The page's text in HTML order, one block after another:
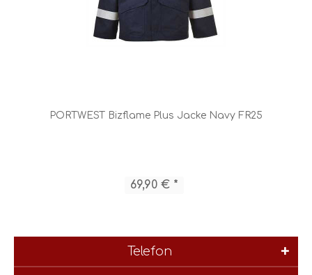
PORTWEST Bizflame Plus Jacke Navy FR25
69,90 € *
Telefon